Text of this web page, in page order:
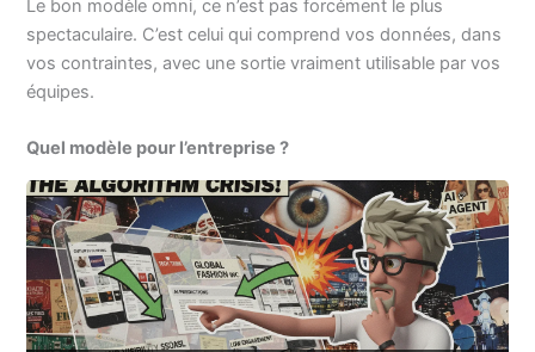
Le bon modèle omni, ce n’est pas forcément le plus
spectaculaire. C’est celui qui comprend vos données, dans
vos contraintes, avec une sortie vraiment utilisable par vos
équipes.
Quel modèle pour l’entreprise ?